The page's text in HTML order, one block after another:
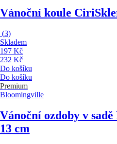
Vánoční koule Ciri
(3)
Skladem
197 Kč
232 Kč
Do košíku
Do košíku
Premium
Bloomingville
Vánoční ozdoby v
13 cm